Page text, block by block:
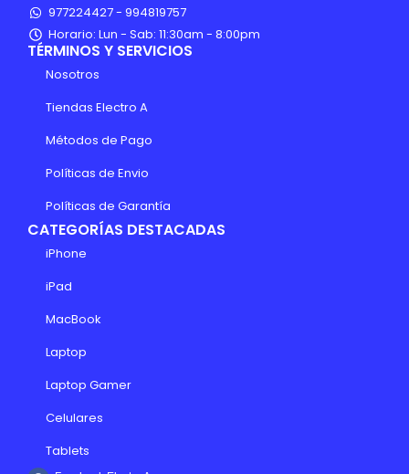
977224427 - 994819757
Horario: Lun - Sab: 11:30am - 8:00pm
TÉRMINOS Y SERVICIOS
Nosotros
Tiendas Electro A
Métodos de Pago
Políticas de Envio
Políticas de Garantía
CATEGORÍAS DESTACADAS
iPhone
iPad
MacBook
Laptop
Laptop Gamer
Celulares
Tablets